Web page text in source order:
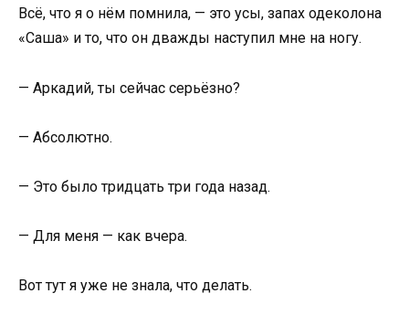
Всё, что я о нём помнила, — это усы, запах одеколона
«Саша» и то, что он дважды наступил мне на ногу.
— Аркадий, ты сейчас серьёзно?
— Абсолютно.
— Это было тридцать три года назад.
— Для меня — как вчера.
Вот тут я уже не знала, что делать.